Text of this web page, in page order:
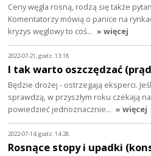
Ceny węgla rosną, rodzą się także
Komentatorzy mówią o panice na
kryzys węglowy to coś… » więcej
2022-07-21, godz. 13:18
I tak warto oszczędzać
Będzie drożej - ostrzegają eksperci.
sprawdzą, w przyszłym roku czekają
powiedzieć jednoznacznie… » więcej
2022-07-14, godz. 14:28
Rosnące stopy i upadki